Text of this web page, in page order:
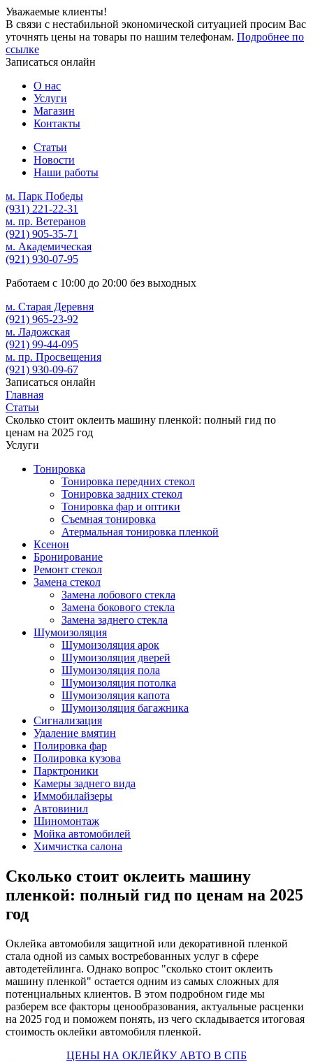
Уважаемые клиенты!
В связи с нестабильной экономической ситуацией просим Вас
уточнять цены на товары по нашим телефонам. Подробнее по
ссылке
Записаться онлайн
О нас
Услуги
Магазин
Контакты
Статьи
Новости
Наши работы
м. Парк Победы
(931) 221-22-31
м. пр. Ветеранов
(921) 905-35-71
м. Академическая
(921) 930-07-95
Работаем с 10:00 до 20:00 без выходных
м. Старая Деревня
(921) 965-23-92
м. Ладожская
(921) 99-44-095
м. пр. Просвещения
(921) 930-09-67
Записаться онлайн
Главная
Статьи
Сколько стоит оклеить машину пленкой: полный гид по
ценам на 2025 год
Услуги
Тонировка
Тонировка передних стекол
Тонировка задних стекол
Тонировка фар и оптики
Съемная тонировка
Атермальная тонировка пленкой
Ксенон
Бронирование
Ремонт стекол
Замена стекол
Замена лобового стекла
Замена бокового стекла
Замена заднего стекла
Шумоизоляция
Шумоизоляция арок
Шумоизоляция дверей
Шумоизоляция пола
Шумоизоляция потолка
Шумоизоляция капота
Шумоизоляция багажника
Сигнализация
Удаление вмятин
Полировка фар
Полировка кузова
Парктроники
Камеры заднего вида
Иммобилайзеры
Автовинил
Шиномонтаж
Мойка автомобилей
Химчистка салона
Сколько стоит оклеить машину
пленкой: полный гид по ценам на 2025
год
Оклейка автомобиля защитной или декоративной пленкой
стала одной из самых востребованных услуг в сфере
автодетейлинга. Однако вопрос "сколько стоит оклеить
машину пленкой" остается одним из самых сложных для
потенциальных клиентов. В этом подробном гиде мы
разберем все факторы ценообразования, актуальные расценки
на 2025 год и поможем понять, из чего складывается итоговая
стоимость оклейки автомобиля пленкой.
ЦЕНЫ НА ОКЛЕЙКУ АВТО В СПБ